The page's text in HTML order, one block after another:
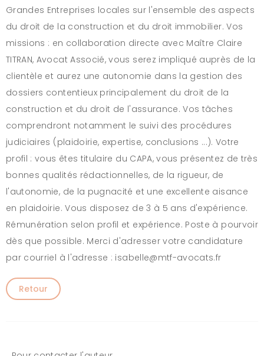
Grandes Entreprises locales sur l'ensemble des aspects
du droit de la construction et du droit immobilier. Vos
missions : en collaboration directe avec Maître Claire
TITRAN, Avocat Associé, vous serez impliqué auprès de la
clientèle et aurez une autonomie dans la gestion des
dossiers contentieux principalement du droit de la
construction et du droit de l'assurance. Vos tâches
comprendront notamment le suivi des procédures
judiciaires (plaidoirie, expertise, conclusions ...). Votre
profil : vous êtes titulaire du CAPA, vous présentez de très
bonnes qualités rédactionnelles, de la rigueur, de
l'autonomie, de la pugnacité et une excellente aisance
en plaidoirie. Vous disposez de 3 à 5 ans d'expérience.
Rémunération selon profil et expérience. Poste à pourvoir
dès que possible. Merci d'adresser votre candidature
par courriel à l'adresse : isabelle@mtf-avocats.fr
Retour